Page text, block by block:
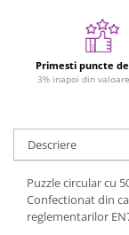
Nevoi speciale si
Jucarii cu alfabet
Jucarii cu cifre
Jucarii de
Jucarii fructe si
Puzzle-uri
Puzzle clasic
Primesti puncte
3% inapoi din
Descriere
Puzzle circular cu
Confectionat din
reglementarilor